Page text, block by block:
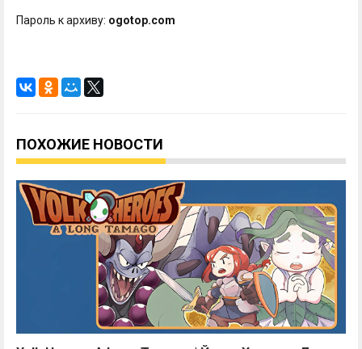
Пароль к архиву: ogotop.com
ПОХОЖИЕ НОВОСТИ